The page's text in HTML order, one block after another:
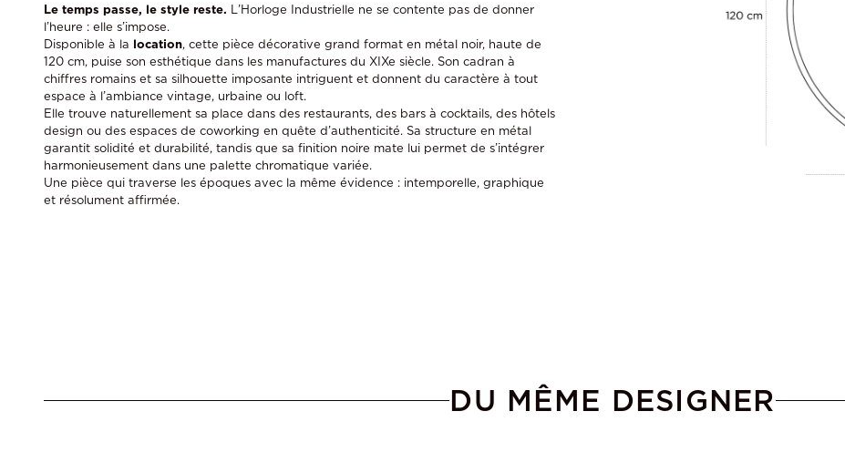
Le temps passe, le style reste. L’Horloge Industrielle ne se contente pas de donner
l’heure : elle s’impose.
Disponible à la location, cette pièce décorative grand format en métal noir, haute de
120 cm, puise son esthétique dans les manufactures du XIXe siècle. Son cadran à
chiffres romains et sa silhouette imposante intriguent et donnent du caractère à tout
espace à l’ambiance vintage, urbaine ou loft.
Elle trouve naturellement sa place dans des restaurants, des bars à cocktails, des hôtels
design ou des espaces de coworking en quête d’authenticité. Sa structure en métal
garantit solidité et durabilité, tandis que sa finition noire mate lui permet de s’intégrer
harmonieusement dans une palette chromatique variée.
Une pièce qui traverse les époques avec la même évidence : intemporelle, graphique
et résolument affirmée.
DU MÊME DESIGNER